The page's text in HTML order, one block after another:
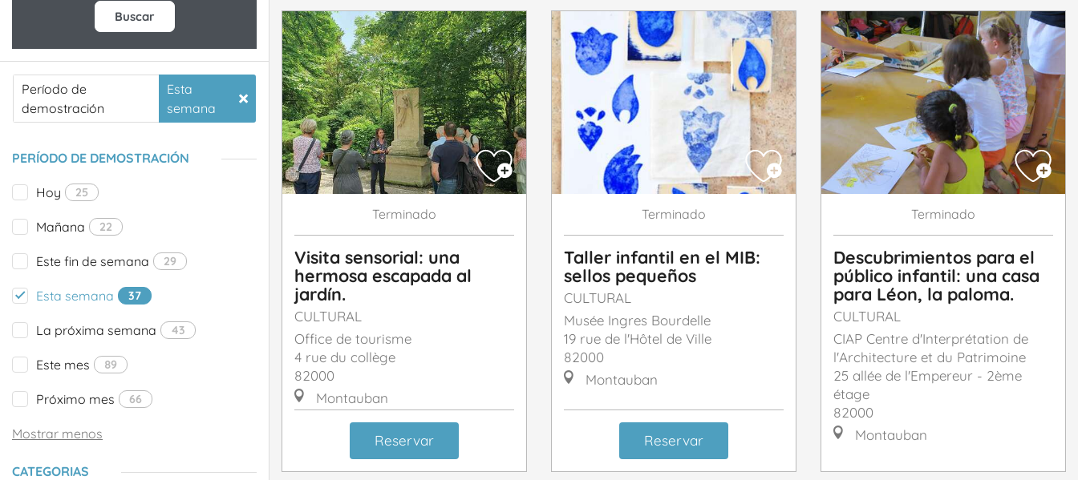
Buscar
Período de
demostración
Esta
semana
PERÍODO DE DEMOSTRACIÓN
Hoy 25
Mañana 22
Este fin de semana 29
Esta semana 37
La próxima semana 43
Este mes 89
Próximo mes 66
Mostrar menos
CATEGORIAS
Terminado
Visita sensorial: una
hermosa escapada al
jardín.
CULTURAL
Office de tourisme
4 rue du collège
82000
Montauban
Reservar
Terminado
Taller infantil en el MIB:
sellos pequeños
CULTURAL
Musée Ingres Bourdelle
19 rue de l'Hôtel de Ville
82000
Montauban
Reservar
Terminado
Descubrimientos para el
público infantil: una casa
para Léon, la paloma.
CULTURAL
CIAP Centre d'Interprétation de
l'Architecture et du Patrimoine
25 allée de l'Empereur - 2ème
étage
82000
Montauban